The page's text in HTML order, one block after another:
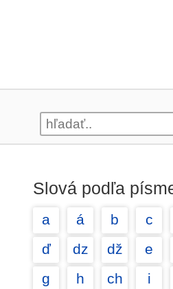
Slová podľa
a á b c
ď
dz dž e
g
h ch i